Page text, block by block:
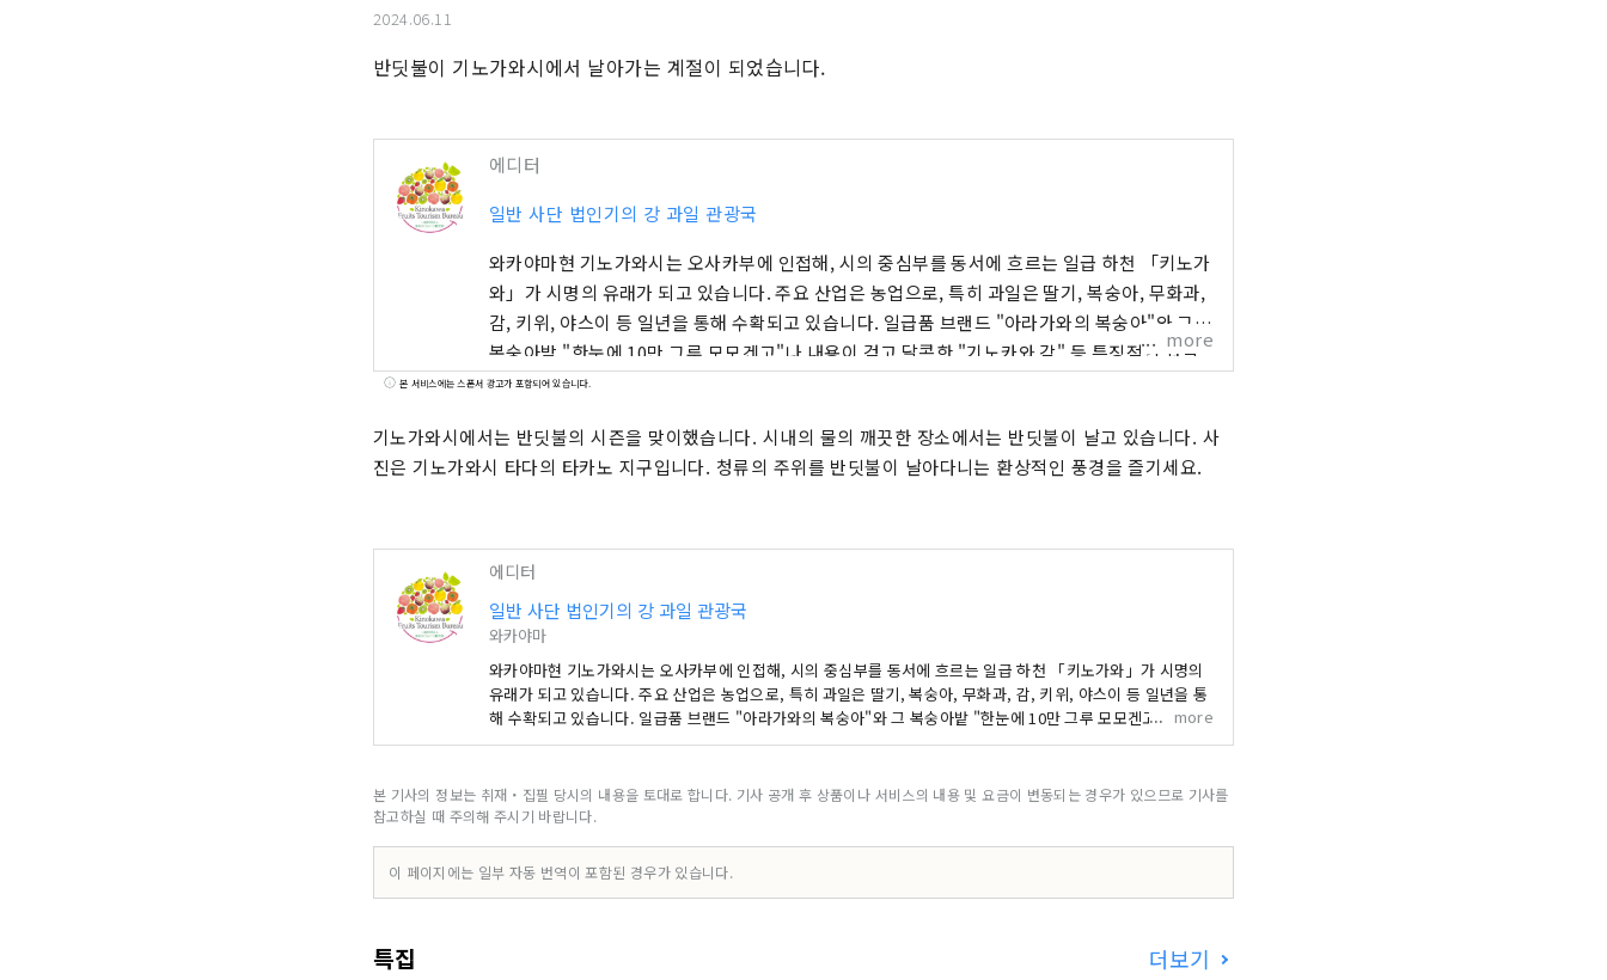
2024.06.11
반딧불이 기노가와시에서 날아가는 계절이 되었습니다.
에디터
일반 사단 법인기의 강 과일 관광국
와카야마현 기노가와시는 오사카부에 인접해, 시의 중심부를 동서에 흐르는 일급 하천 「키노가
와」가 시명의 유래가 되고 있습니다. 주요 산업은 농업으로, 특히 과일은 딸기, 복숭아, 무화과,
감, 키위, 야스이 등 일년을 통해 수확되고 있습니다. 일급품 브랜드 "아라가와의 복숭아"와 그
복숭아밭 "한눈에 10만 그루 모모겐고"나 내용이 검고 달콤한 "기노카와 감" 등 특징적인 과일
은 많은 사람들에게 사랑 받고 있습니다. 또, 일본 유수의 패러글라이더 발착장이나 세계 제일 유
특산품을 판매하고 있으며, 과일 수확 체험 등 관광 여행 상품도 취급하고 있습니다. 부담없이 문
의해 주세요.
more
본 서비스에는 스폰서 광고가 포함되어 있습니다.
기노가와시에서는 반딧불의 시즌을 맞이했습니다. 시내의 물의 깨끗한 장소에서는 반딧불이 날고 있습니다. 사
진은 기노가와시 타다의 타카노 지구입니다. 청류의 주위를 반딧불이 날아다니는 환상적인 풍경을 즐기세요.
에디터
일반 사단 법인기의 강 과일 관광국
와카야마
와카야마현 기노가와시는 오사카부에 인접해, 시의 중심부를 동서에 흐르는 일급 하천 「키노가와」가 시명의
유래가 되고 있습니다. 주요 산업은 농업으로, 특히 과일은 딸기, 복숭아, 무화과, 감, 키위, 야스이 등 일년을 통
해 수확되고 있습니다. 일급품 브랜드 "아라가와의 복숭아"와 그 복숭아밭 "한눈에 10만 그루 모모겐고"나 내용
이 검고 달콤한 "기노카와 감" 등 특징적인 과일은 많은 사람들에게 사랑 받고 있습니다. 또, 일본 유수의 패러글
일 관광국은 과일 특산품을 판매하고 있으며, 과일 수확 체험 등 관광 여행 상품도 취급하고 있습니다. 부담없이
문의해 주세요.
more
본 기사의 정보는 취재・집필 당시의 내용을 토대로 합니다. 기사 공개 후 상품이나 서비스의 내용 및 요금이 변동되는 경우가 있으므로 기사를
참고하실 때 주의해 주시기 바랍니다.
이 페이지에는 일부 자동 번역이 포함된 경우가 있습니다.
특집 더보기